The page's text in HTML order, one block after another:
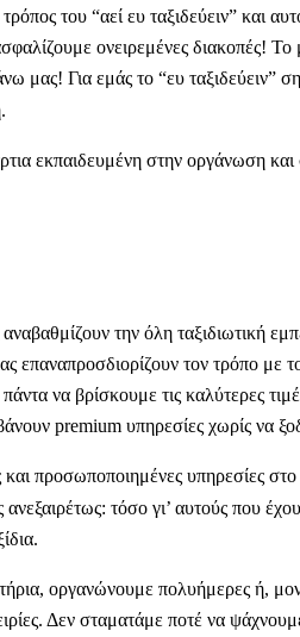
του “αεί ευ ταξιδεύειν” και
ονειρεμένες διακοπές!
μας! Για εμάς το “ευ ταξιδεύειν”
εκπαιδευμένη στην οργάνωση και
την όλη ταξιδιωτική
επαναπροσδιορίζουν τον τρόπο με
να βρίσκουμε τις καλύτερες
premium υπηρεσίες χωρίς να
και προσωποποιημένες υπηρεσίες
ανεξαιρέτως: τόσο γι’ αυτούς που
οργανώνουμε πολυήμερες ή,
Δεν σταματάμε ποτέ να